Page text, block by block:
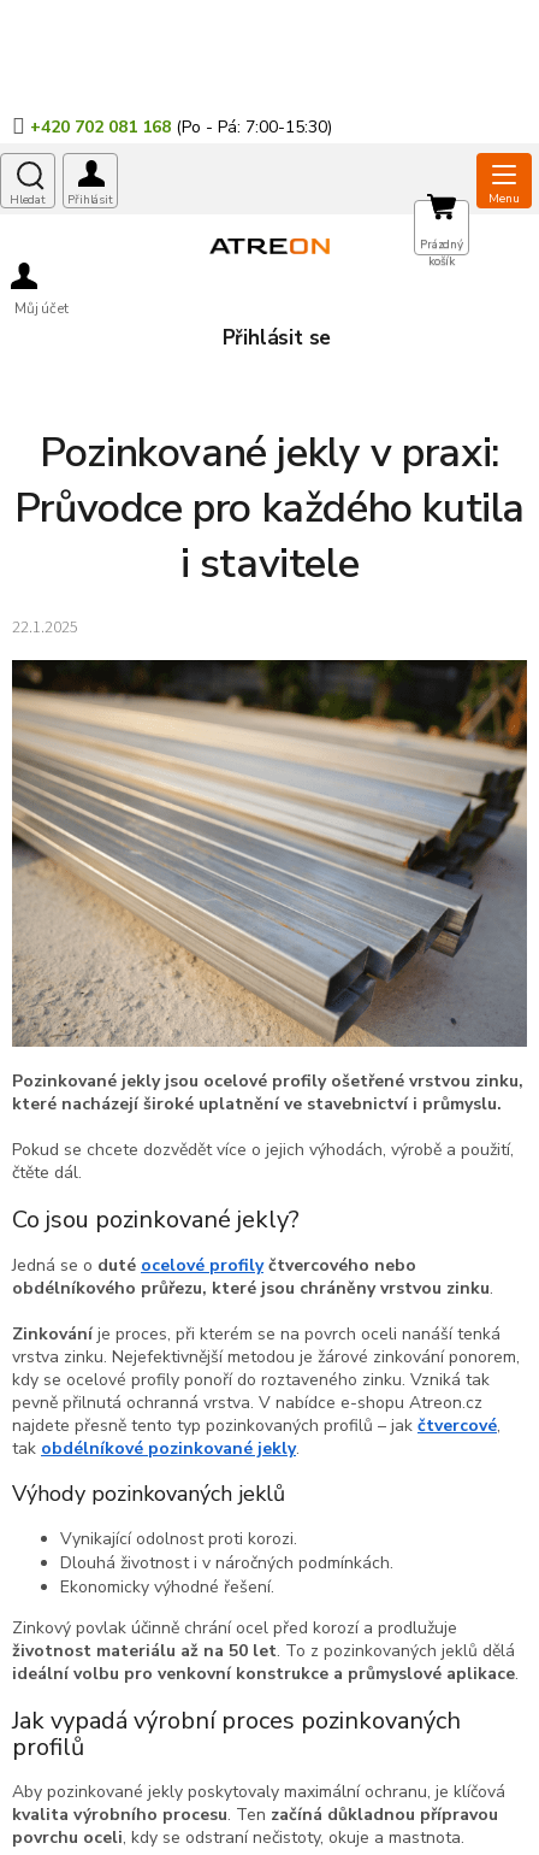
+420 702 081 168
Můj účet
Přihlásit se
NÁKUPNÍ
KOŠÍK
Prázdný
košík
Pozinkované jekly v praxi:
Průvodce pro každého kutila
i stavitele
22.1.2025
Pozinkované jekly jsou ocelové profily ošetřené vrstvou zinku,
které nacházejí široké uplatnění ve stavebnictví i průmyslu.
Pokud se chcete dozvědět více o jejich výhodách, výrobě a použití,
čtěte dál.
Co jsou pozinkované jekly?
Jedná se o duté ocelové profilyčtvercového nebo
obdélníkového průřezu, které jsou chráněny vrstvou zinku.
Zinkováníje proces, při kterém se na povrch oceli nanáší tenká
vrstva zinku. Nejefektivnější metodou je žárové zinkování ponorem,
kdy se ocelové profily ponoří do roztaveného zinku. Vzniká tak
pevně přilnutá ochranná vrstva. V nabídce e-shopu Atreon.cz
najdete přesně tento typ pozinkovaných profilů – jak čtvercové,
tak obdélníkové pozinkované jekly.
Výhody pozinkovaných jeklů
Vynikající odolnost proti korozi.
Dlouhá životnost i v náročných podmínkách.
Ekonomicky výhodné řešení.
Zinkový povlak účinně chrání ocel před korozí a prodlužuje
životnost materiálu až na 50 let. To z pozinkovaných jeklů dělá
ideální volbu pro venkovní konstrukce a průmyslové aplikace.
Jak vypadá výrobní proces pozinkovaných
profilů
Aby pozinkované jekly poskytovaly maximální ochranu, je klíčová
kvalita výrobního procesu. Ten začíná důkladnou přípravou
povrchu oceli, kdy se odstraní nečistoty, okuje a mastnota.